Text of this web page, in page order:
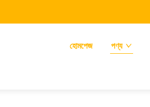
হোমপেজ পণ্য